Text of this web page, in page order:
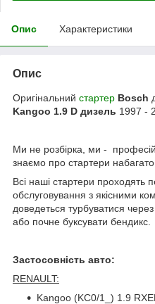
Опис Характеристики
Опис
Оригінальний стартер Bosch
Kangoo 1.9 D дизель 1997 -
Ми не розбірка, ми -
знаємо про стартери
Всі наші стартери проходять
обслуговування з якісними
доведеться турбуватися
або почне буксувати бендикс.
Застосовність авто:
RENAULT:
Kangoo (KC0/1_) 1.9